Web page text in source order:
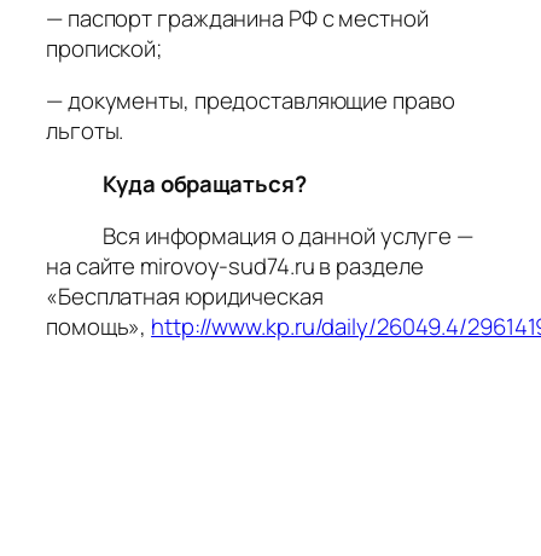
— паспорт гражданина РФ с местной
пропиской;
— документы, предоставляющие право
льготы.
Куда обращаться?
Вся информация о данной услуге —
на сайте mirovoy-sud74.ru в разделе
«Бесплатная юридическая
помощь», http://www.kp.ru/daily/26049.4/